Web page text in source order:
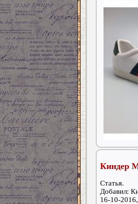
Киндер
Статья.
Добавил:
16-10-